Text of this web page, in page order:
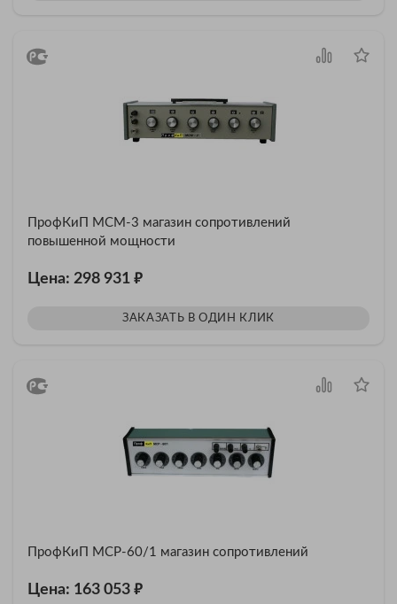
ПрофКиП МСМ-3 магазин сопротивлений
повышенной мощности
Цена: 298 931 ₽
ЗАКАЗАТЬ В ОДИН КЛИК
ПрофКиП МСР-60/1 магазин сопротивлений
Цена: 163 053 ₽